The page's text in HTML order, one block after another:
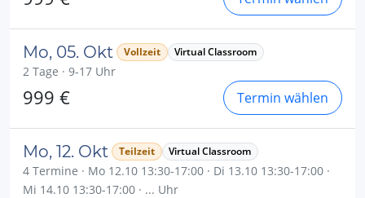
Mo, 05. Okt Vollzeit Virtual Classroom
2 Tage · 9-17 Uhr
999 € Termin wählen
Mo, 12. Okt Teilzeit Virtual Classroom
4 Termine · Mo 12.10 13:30-17:00 · Di 13.10 13:30-17:00 ·
Mi 14.10 13:30-17:00 · ... Uhr